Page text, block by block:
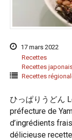
17 mars 2022
Recettes
Recettes
Recettes
ひっぱりうどん
préfecture de
d’ingrédients
délicieuse recette